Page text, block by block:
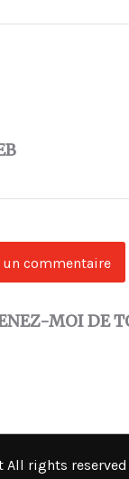
MOI DE
All rights reserved